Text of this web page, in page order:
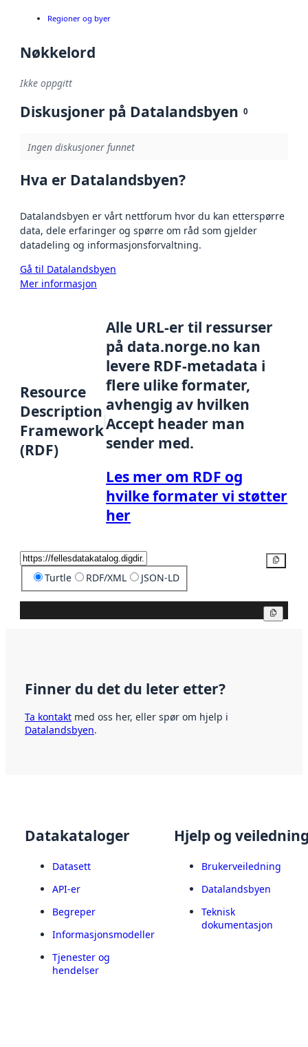
Regioner og byer
Nøkkelord
Ikke oppgitt
Diskusjoner på Datalandsbyen 0
Ingen diskusjoner funnet
Hva er Datalandsbyen?
Datalandsbyen er vårt nettforum hvor du kan etterspørre
data, dele erfaringer og spørre om råd som gjelder
datadeling og informasjonsforvaltning.
Gå til Datalandsbyen
Mer informasjon
Resource
Description
Framework
(RDF)
Alle URL-er til ressurser
på data.norge.no kan
levere RDF-metadata i
flere ulike formater,
avhengig av hvilken
Accept header man
sender med.
Les mer om RDF og
hvilke formater vi støtter
her
Turtle RDF/XML JSON-LD
Finner du det du leter etter?
Ta kontakt med oss her, eller spør om hjelp i
Datalandsbyen.
Datakataloger
Datasett
API-er
Begreper
Informasjonsmodeller
Tjenester og
hendelser
Hjelp og
Brukerveiledning
Datalandsbyen
Teknisk
dokumentasjon